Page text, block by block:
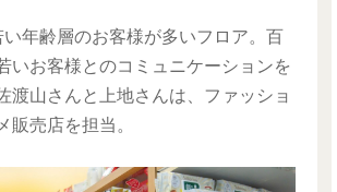
年齢層のお客様が多いフロア。百
いお客様とのコミュニケーションを
渡山さんと上地さんは、ファッショ
販売店を担当。